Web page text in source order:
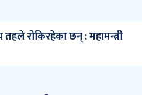
तहले रोकिरहेका छन् : महामन्त्री